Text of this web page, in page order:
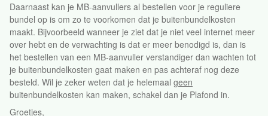
Daarnaast kan je MB-aanvullers al bestellen voor je reguliere
bundel op is om zo te voorkomen dat je buitenbundelkosten
maakt. Bijvoorbeeld wanneer je ziet dat je niet veel internet meer
over hebt en de verwachting is dat er meer benodigd is, dan is
het bestellen van een MB-aanvuller verstandiger dan wachten tot
je buitenbundelkosten gaat maken en pas achteraf nog deze
besteld. Wil je zeker weten dat je helemaal geen
buitenbundelkosten kan maken, schakel dan je Plafond in.
Groetjes,